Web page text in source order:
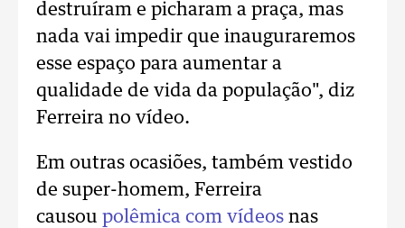
destruíram e picharam a praça, mas
nada vai impedir que inauguraremos
esse espaço para aumentar a
qualidade de vida da população", diz
Ferreira no vídeo.
Em outras ocasiões, também vestido
de super-homem, Ferreira
causou polêmica com vídeos nas